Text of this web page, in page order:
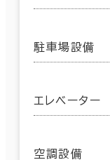
駐車場設備
エレベーター
空調設備